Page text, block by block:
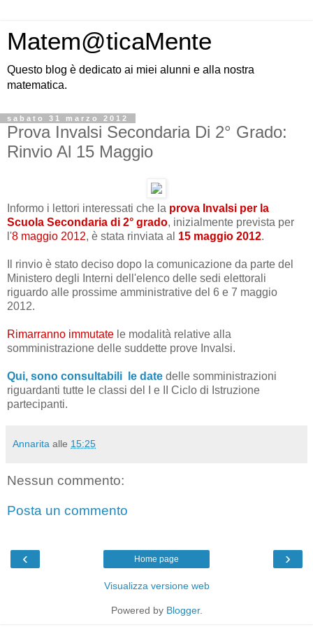
Matem@ticaMente
Questo blog è dedicato ai miei alunni e alla nostra
matematica.
sabato 31 marzo 2012
Prova Invalsi Secondaria Di 2° Grado:
Rinvio Al 15 Maggio
Informo i lettori interessati che la prova Invalsi per la
Scuola Secondaria di 2° grado, inizialmente prevista per
l'8 maggio 2012, è stata rinviata al 15 maggio 2012.
Il rinvio è stato deciso dopo la comunicazione da parte del
Ministero degli Interni dell'elenco delle sedi elettorali
riguardo alle prossime amministrative del 6 e 7 maggio
2012.
Rimarranno immutate le modalità relative alla
somministrazione delle suddette prove Invalsi.
Qui, sono consultabili le date delle somministrazioni
riguardanti tutte le classi del I e II Ciclo di Istruzione
partecipanti.
Annarita alle 15:25
Nessun commento:
Posta un commento
‹ ›
Home page
Visualizza versione web
Powered by Blogger.